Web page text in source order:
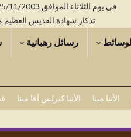
في يوم الثلاثاء الموافق 25/11/2003م - 15 هاتور 1720ش
تذكار شهادة القديس العظيم
رسائل رهبانية
الأنبا مينا الأنبا كيرلس آفا مينا